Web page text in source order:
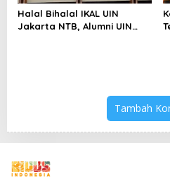
Halal Bihalal IKAL UIN
Jakarta NTB, Alumni UIN
Tambah